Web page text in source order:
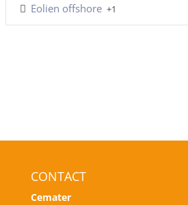
Eolien offshore +1
CONTACT
Cemater